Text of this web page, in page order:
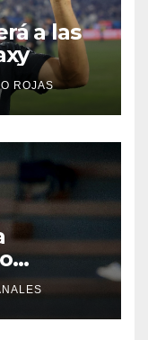
a las
ROJAS